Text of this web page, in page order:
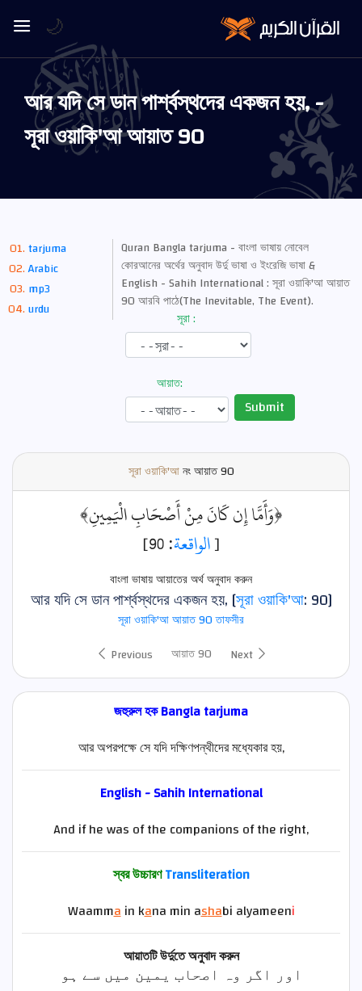
আর যদি সে ডান পার্শ্বস্থদের একজন হয়, -
সূরা ওয়াকি'আ আয়াত 90
tarjuma
Arabic
mp3
urdu
Quran Bangla tarjuma - বাংলা ভাষায় নোবেল
কোরআনের অর্থের অনুবাদ উর্দু ভাষা ও ইংরেজি ভাষা &
English - Sahih International : সূরা ওয়াকি'আ আয়াত
90 আরবি পাঠে(The Inevitable, The Event).
সূরা :
আয়াত:
Submit
সূরা ওয়াকি'আনং আয়াত90
﴿وَأَمَّا إِن كَانَ مِنْ أَصْحَابِ الْيَمِينِ﴾
[الواقعة: 90]
বাংলা ভাষায় আয়াতের অর্থ অনুবাদ করুন
আর যদি সে ডান পার্শ্বস্থদের একজন হয়, [সূরা ওয়াকি'আ: 90]
সূরা ওয়াকি'আ আয়াত 90 তাফসীর
Previous
আয়াত 90 Next
জহুরুল হক Bangla tarjuma
আর অপরপক্ষে সে যদি দক্ষিণপন্থীদের মধ্যেকার হয়,
English - Sahih International
And if he was of the companions of the right,
স্বর উচ্চারণTransliteration
Waammain kana min ashabi alyameeni
আয়াতটি উর্দুতে অনুবাদ করুন
اور اگر وہ اصحاب یمین میں سے ہو
🌙